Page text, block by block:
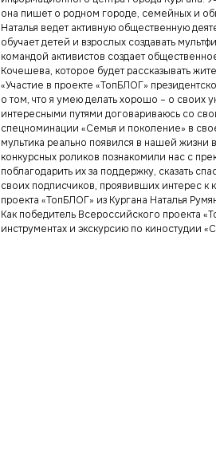
она пишет о родном городе, семейных и
Наталья ведет активную общественную
обучает детей и взрослых создавать
командой активистов создает
Кочешева, которое будет рассказывать
«Участие в проекте «ТопБЛОГ»
о том, что я умею делать хорошо – о своих
интересными путями договариваюсь со
спецноминации «Семья и поколение» в
мультика реально появился в нашей жизни
конкурсных роликов познакомили нас с
поблагодарить их за поддержку, сказать
своих подписчиков, проявивших интерес к
проекта «ТопБЛОГ» из Кургана Наталья
Как победитель Всероссийского проекта
инструментах и экскурсию по киностудии